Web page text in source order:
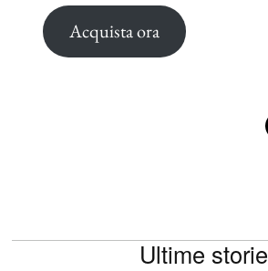
Acquista ora
Ultime storie